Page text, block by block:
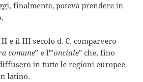
finalmente, poteva prendere in
e il III secolo d. C. comparvero
comune” e l'”onciale” che, fino
in tutte le regioni europee
latino.